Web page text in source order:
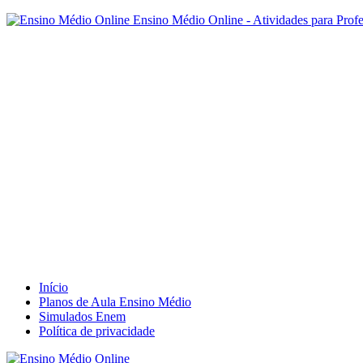
Ensino Médio Online - Atividades para
Início
Planos de Aula Ensino Médio
Simulados Enem
Política de privacidade